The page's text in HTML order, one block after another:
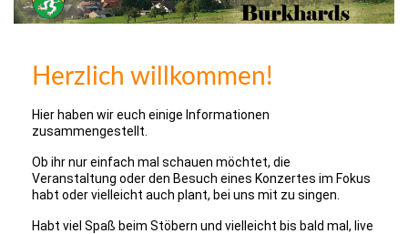
Herzlich willkommen!
Hier haben wir euch einige Informationen
zusammengestellt.
Ob ihr nur einfach mal schauen möchtet, die
Veranstaltung oder den Besuch eines Konzertes im Fokus
habt oder vielleicht auch plant, bei uns mit zu singen.
Habt viel Spaß beim Stöbern und vielleicht bis bald mal, live